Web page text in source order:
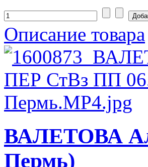
Описание товара
ВАЛЕТОВА
Пермь)